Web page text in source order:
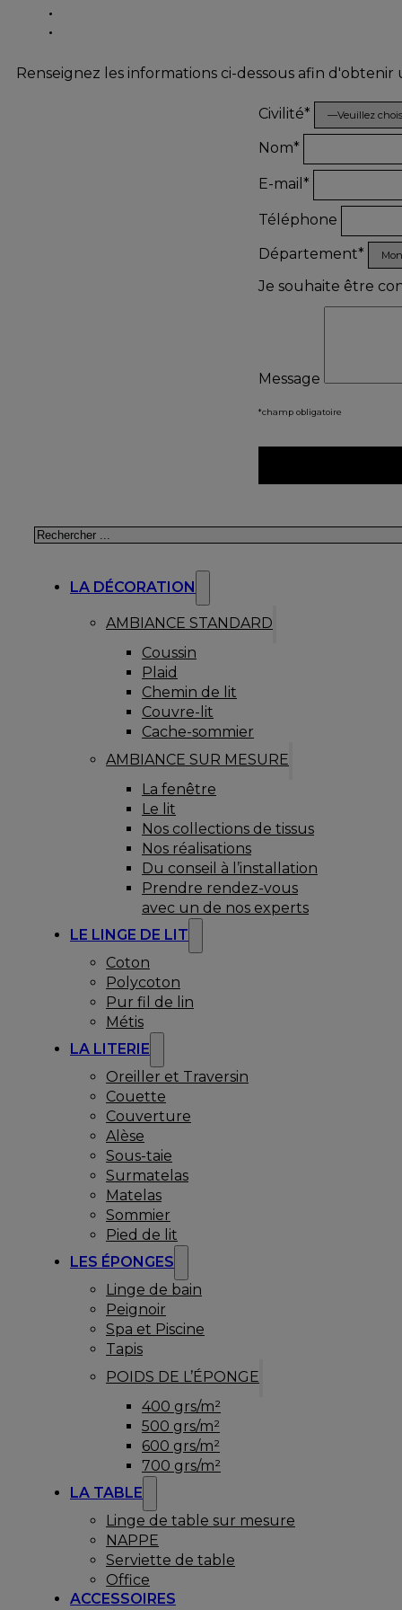
Renseignez les informations ci-dessous afin
Civilité*
Nom*
E-mail*
Téléphone
Département*
Je souhaite être
Message
*champ obligatoire
Rechercher
LA DÉCORATION
AMBIANCE STANDARD
Coussin
Plaid
Chemin de lit
Couvre-lit
Cache-sommier
AMBIANCE SUR MESURE
La fenêtre
Le lit
Nos collections de tissus
Nos réalisations
Du conseil à l’installation
Prendre rendez-vous
avec un de nos experts
LE LINGE DE LIT
Coton
Polycoton
Pur fil de lin
Métis
LA LITERIE
Oreiller et Traversin
Couette
Couverture
Alèse
Sous-taie
Surmatelas
Matelas
Sommier
Pied de lit
LES ÉPONGES
Linge de bain
Peignoir
Spa et Piscine
Tapis
POIDS DE L’ÉPONGE
400 grs/m²
500 grs/m²
600 grs/m²
700 grs/m²
LA TABLE
Linge de table sur mesure
NAPPE
Serviette de table
Office
ACCESSOIRES